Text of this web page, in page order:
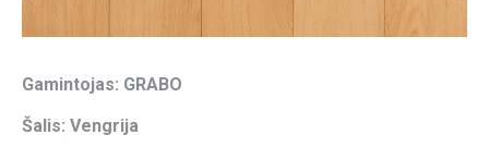
Gamintojas: GRABO
Šalis: Vengrija